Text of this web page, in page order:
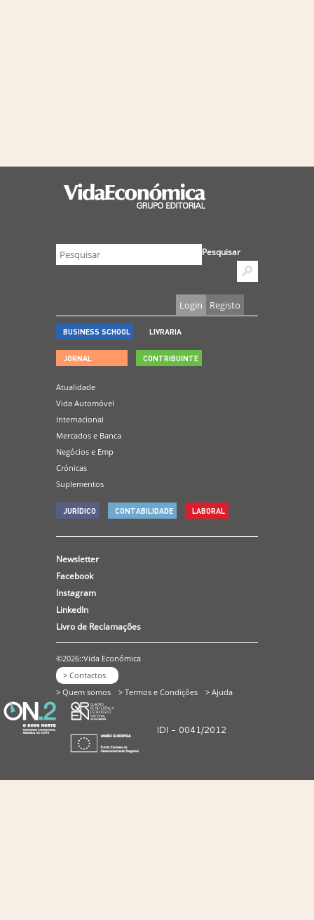
Pesquisar
Login Registo
BUSINESS SCHOOL LIVRARIA
JORNAL
Atualidade
Vida Automóvel
Internacional
Mercados e Banca
Negócios e Emp
Crónicas
Suplementos
CONTRIBUINTE
JURÍDICO CONTABILIDADE LABORAL
Newsletter
Facebook
Instagram
LinkedIn
Livro de Reclamações
©2026::Vida Económica
> Contactos
> Quem somos
> Termos e Condições > Ajuda